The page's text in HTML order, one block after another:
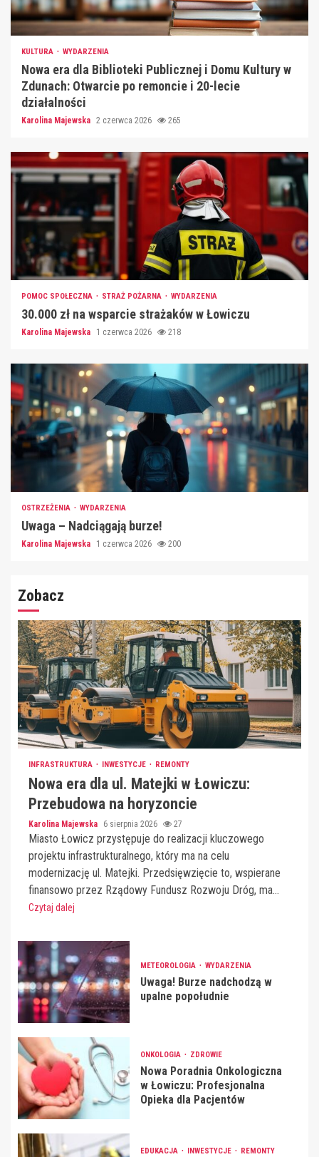
KULTURA WYDARZENIA
Nowa era dla Biblioteki Publicznej i Domu Kultury w
Zdunach: Otwarcie po remoncie i 20-lecie
działalności
Karolina Majewska 2 czerwca 2026 265
POMOC SPOŁECZNA STRAŻ POŻARNA WYDARZENIA
30.000 zł na wsparcie strażaków w Łowiczu
Karolina Majewska 1 czerwca 2026 218
OSTRZEŻENIA WYDARZENIA
Uwaga – Nadciągają burze!
Karolina Majewska 1 czerwca 2026 200
Zobacz
INFRASTRUKTURA INWESTYCJE REMONTY
Nowa era dla ul. Matejki w Łowiczu:
Przebudowa na horyzoncie
Karolina Majewska 6 sierpnia 2026 27
Miasto Łowicz przystępuje do realizacji kluczowego
projektu infrastrukturalnego, który ma na celu
modernizację ul. Matejki. Przedsięwzięcie to, wspierane
finansowo przez Rządowy Fundusz Rozwoju Dróg, ma...
Czytaj dalej
METEOROLOGIA WYDARZENIA
Uwaga! Burze nadchodzą w
upalne popołudnie
ONKOLOGIA ZDROWIE
Nowa Poradnia Onkologiczna
w Łowiczu: Profesjonalna
Opieka dla Pacjentów
EDUKACJA INWESTYCJE REMONTY